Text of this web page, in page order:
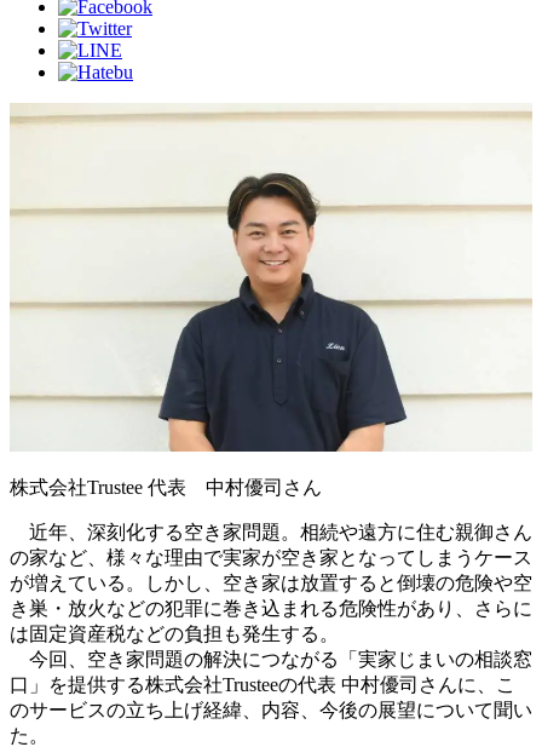
株式会社Trustee 代表 中村優司さん
近年、深刻化する空き家問題。相続や遠方に住む親御さん
の家など、様々な理由で実家が空き家となってしまうケース
が増えている。しかし、空き家は放置すると倒壊の危険や空
き巣・放火などの犯罪に巻き込まれる危険性があり、さらに
は固定資産税などの負担も発生する。
今回、空き家問題の解決につながる「実家じまいの相談窓
口」を提供する株式会社Trusteeの代表 中村優司さんに、こ
のサービスの立ち上げ経緯、内容、今後の展望について聞い
た。